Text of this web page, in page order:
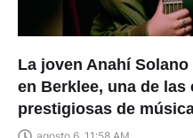
La joven Anahí
en Berklee, una de las
prestigiosas de
agosto 6, 11:58 AM
By
Fabian Campoverde